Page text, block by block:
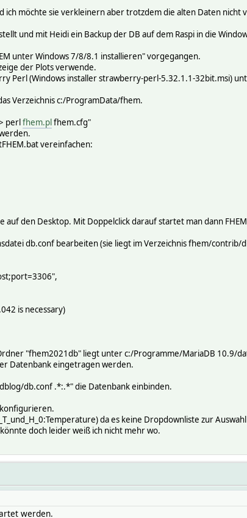
ich möchte sie verkleinern aber trotzdem die alten Daten nicht
und mit Heidi ein Backup der DB auf dem Raspi in die
unter Windows 7/8/8.1 installieren" vorgegangen.
der Plots verwende.
Perl (Windows installer strawberry-perl-5.32.1.1-32bit.msi)
Verzeichnis c:/ProgramData/fhem.
perlfhem.plfhem.cfg"
vereinfachen:
den Desktop. Mit Doppelclick darauf startet man dann
db.conf bearbeiten (sie liegt im Verzeichnis fhem/contrib/
is necessary)
"fhem2021db" liegt unter c:/Programme/MariaDB 10.9/
Datenbank eingetragen werden.
db.conf .*:.*" die Datenbank einbinden.
da es keine Dropdownliste zur
doch leider weiß ich nicht mehr wo.
werden.